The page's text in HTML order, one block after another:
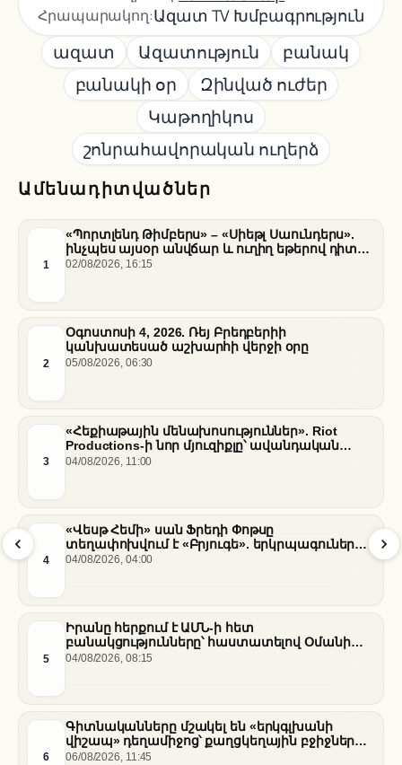
Ամենադիտվածներ
1
«Պորտլենդ Թիմբերս» – «Սիեթլ Սաունդերս».
ինչպես այսօր անվճար և ուղիղ եթերով դիտել
հանդիպումը
02/08/2026, 16:15
2
Օգոստոսի 4, 2026. Ռեյ Բրեդբերիի
կանխատեսած աշխարհի վերջի օրը
05/08/2026, 06:30
3
«Հեքիաթային մենախոսություններ». Riot
Productions-ի նոր մյուզիքլը՝ ավանդական
պատմությունների նոր վերաիմաստավորում
04/08/2026, 11:00
4
«Վեսթ Հեմի» սան Ֆրեդի Փոթսը
տեղափոխվում է «Բրյուգե». երկրպագուների
դժգոհությունը և ակումբի ռազմավարությունը
04/08/2026, 04:00
5
Իրանը հերքում է ԱՄՆ-ի հետ
բանակցությունները՝ հաստատելով Օմանի
միջնորդությամբ քննարկումները Հորմուզի
04/08/2026, 08:15
6
Գիտնականները մշակել են «երկգլխանի
վիշապ» դեղամիջոց՝ քաղցկեղային բջիջները
սովամահ անելու համար
06/08/2026, 11:45
Հրապարակող:Ազատ TV Խմբագրություն
ազատ Ազատություն
բանակ
բանակի օր
Զինված ուժեր
Կաթողիկոս
շոնրահավորական ուղերձ